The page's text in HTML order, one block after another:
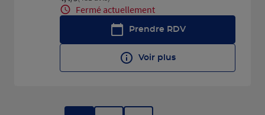
Fermé actuellement
Prendre RDV
Voir plus